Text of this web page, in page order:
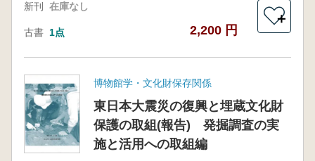
新刊 在庫なし
古書 1点 2,200 円
＋
博物館学・文化財保存関係
東日本大震災の復興と埋蔵文化財
保護の取組(報告) 発掘調査の実
施と活用への取組編